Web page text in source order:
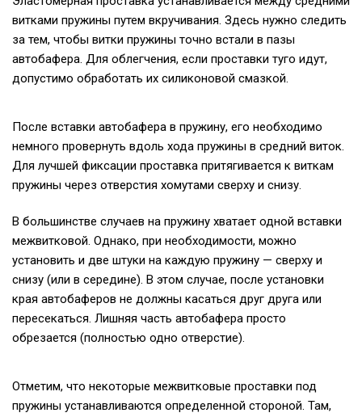
витками пружины путем вкручивания. Здесь нужно следить
за тем, чтобы витки пружины точно встали в пазы
автобафера. Для облегчения, если проставки туго идут,
допустимо обработать их силиконовой смазкой.
После вставки автобафера в пружину, его необходимо
немного провернуть вдоль хода пружины в средний виток.
Для лучшей фиксации проставка притягивается к виткам
пружины через отверстия хомутами сверху и снизу.
В большинстве случаев на пружину хватает одной вставки
межвитковой. Однако, при необходимости, можно
установить и две штуки на каждую пружину — сверху и
снизу (или в середине). В этом случае, после установки
края автобаферов не должны касаться друг друга или
пересекаться. Лишняя часть автобафера просто
обрезается (полностью одно отверстие).
Отметим, что некоторые межвитковые проставки под
пружины устанавливаются определенной стороной. Там,